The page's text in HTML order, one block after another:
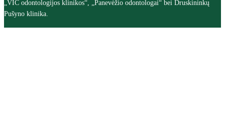
„VIC odontologijos klinikos“, „Panevėžio odontologai“ bei Druskininkų
Pušyno klinika.